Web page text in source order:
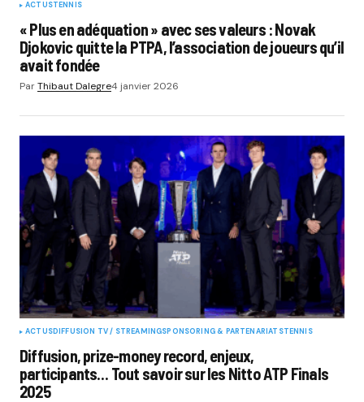
ACTUSTENNIS
« Plus en adéquation » avec ses valeurs : Novak
Djokovic quitte la PTPA, l’association de joueurs qu’il
avait fondée
ParThibaut Dalegre4 janvier 2026
ACTUSDIFFUSION TV / STREAMINGSPONSORING & PARTENARIATSTENNIS
Diffusion, prize-money record, enjeux,
participants… Tout savoir sur les Nitto ATP Finals
2025